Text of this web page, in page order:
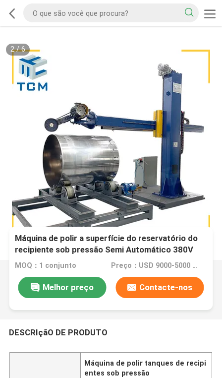
2/6
Máquina de polir a superfície do reservatório do
recipiente sob pressão Semi Automático 380V
Polir Moagem
MOQ：1 conjunto Preço：USD 9000-5000 Dollar per set
Melhor preço Contacte-nos
DESCRIçãO DE PRODUTO
Máquina de polir tanques de recipi
entes sob pressão